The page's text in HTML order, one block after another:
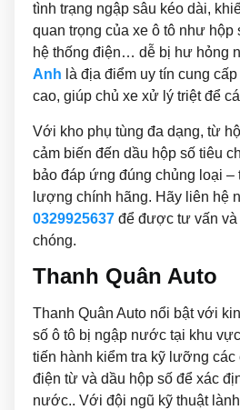
tình trạng ngập sâu kéo dài,
quan trọng của xe ô tô như hộp
hệ thống điện… dễ bị hư hỏng
Anh là địa điểm uy tín cung
cao, giúp chủ xe xử lý triệt để
Với kho phụ tùng đa dạng, từ
cảm biến đến dầu hộp số tiêu
bảo đáp ứng đúng chủng loại
lượng chính hãng. Hãy liên hệ
0329925637 để được tư vấn và
chóng.
Thanh Quân Auto
Thanh Quân Auto nổi bật với
số ô tô bị ngập nước tại khu
tiến hành kiểm tra kỹ lưỡng các
điện từ và dầu hộp số để xác
nước.. Với đội ngũ kỹ thuật